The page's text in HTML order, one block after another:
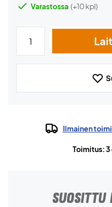
Varastossa (+10 kpl)
Ilmainen
Toimitus:
SUOSITTU